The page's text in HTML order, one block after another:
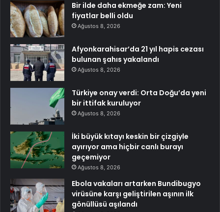
Bir ilde daha ekmeğe zam: Yeni
fiyatlar belli oldu
Ağustos 8, 2026
Afyonkarahisar’da 21 yıl hapis cezası
bulunan şahıs yakalandı
Ağustos 8, 2026
Türkiye onay verdi: Orta Doğu’da yeni
bir ittifak kuruluyor
Ağustos 8, 2026
İki büyük kıtayı keskin bir çizgiyle
ayırıyor ama hiçbir canlı burayı
geçemiyor
Ağustos 8, 2026
Ebola vakaları artarken Bundibugyo
virüsüne karşı geliştirilen aşının ilk
gönüllüsü aşılandı